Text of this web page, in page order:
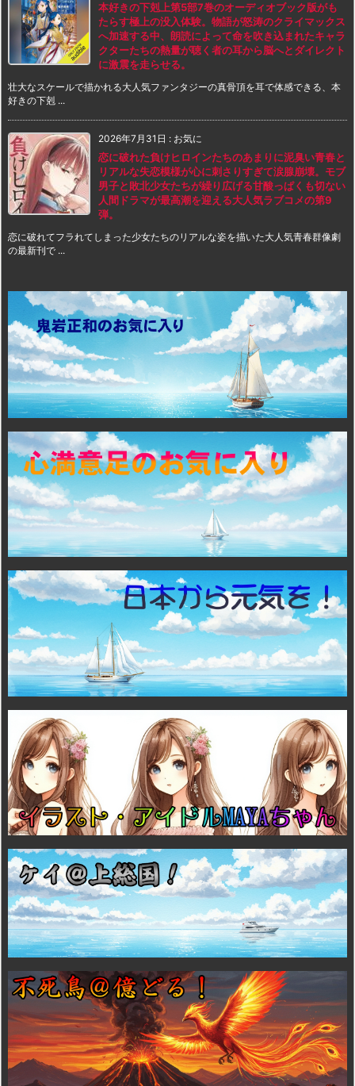
本好きの下剋上第5部7巻のオーディオブック版がも
たらす極上の没入体験。物語が怒涛のクライマックス
へ加速する中、朗読によって命を吹き込まれたキャラ
クターたちの熱量が聴く者の耳から脳へとダイレクト
に激震を走らせる。
壮大なスケールで描かれる大人気ファンタジーの真骨頂を耳で体感できる、本
好きの下剋 ...
2026年7月31日 : お気に
恋に破れた負けヒロインたちのあまりに泥臭い青春と
リアルな失恋模様が心に刺さりすぎて涙腺崩壊。モブ
男子と敗北少女たちが繰り広げる甘酸っぱくも切ない
人間ドラマが最高潮を迎える大人気ラブコメの第9
弾。
恋に破れてフラれてしまった少女たちのリアルな姿を描いた大人気青春群像劇
の最新刊で ...